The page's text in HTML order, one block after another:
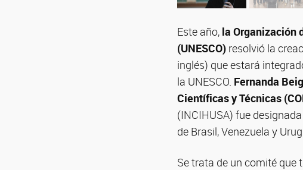
Este año, la Organización
(UNESCO) resolvió la
inglés) que estará
la UNESCO. Fernanda
Científicas y Técnicas
(INCIHUSA) fue
de Brasil, Venezuela y
Se trata de un comité que